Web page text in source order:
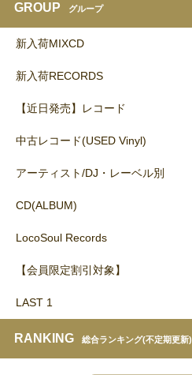
GROUP グループ
新入荷MIXCD
新入荷RECORDS
【近日発売】レコード
中古レコード(USED Vinyl)
アーティスト/DJ・レーベル別
CD(ALBUM)
LocoSoul Records
【会員限定割引対象】
LAST 1
RANKING 総合ランキング(不定期更新)